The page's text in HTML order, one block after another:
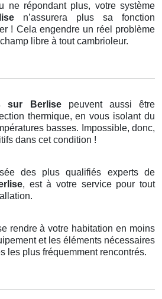
ne répondant plus, votre système
n’assurera plus sa fonction
! Cela engendre un réel problème
libre à tout cambrioleur.
sur Berlise peuvent aussi être
thermique, en vous isolant du
basses. Impossible, donc,
dans cet condition !
des plus qualifiés experts de
, est à votre service pour tout
rendre à votre habitation en moins
et les éléments nécessaires
les plus fréquemment rencontrés.